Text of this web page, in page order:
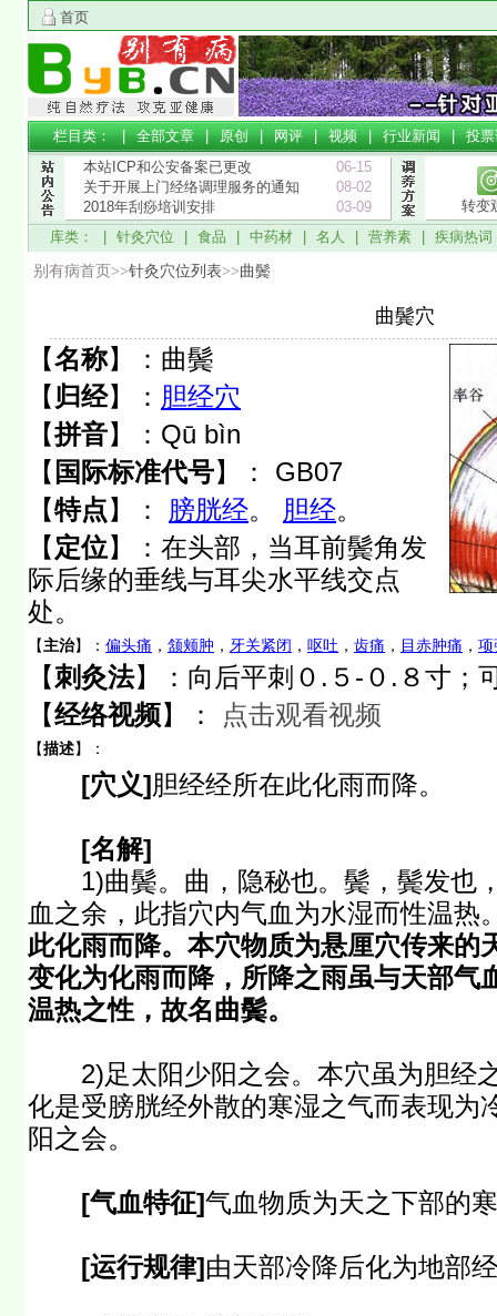
首页
栏目类： |全部文章|原创|网评|视频|行业新闻|投
本站ICP和公安备案已更改
06-15
关于开展上门经络调理服务的通知
08-02
2018年刮痧培训安排
03-09
转变
库类： | 针灸穴位 食品 中药材 名人 营养素 疾病热词
别有病首页>>针灸穴位列表>>曲鬓
曲鬓穴
【名称】： 曲鬓
【 归经】： 胆经穴
【拼音】： Qū bìn
【 国际标准代号】： GB07
【特点】： 膀胱经。 胆经。
【 定位】： 在头部，当耳前鬓角发
际后缘的垂线与耳尖水平线交点
处。
【主治】： 偏头痛 ， 颔颊肿 ， 牙关紧闭 ， 呕吐 ， 齿痛 ， 目赤肿痛 ， 项
【刺灸法】：向后平刺０.５-０.８寸；
【经络视频】： 点击观看视频
【描述】：
[穴义]胆经经所在此化雨而降。
[名解]
1)曲鬓。曲，隐秘也。鬓，鬓发也
血之余，此指穴内气血为水湿而性温热
此化雨而降。本穴物质为悬厘穴传来的
变化为化雨而降，所降之雨虽与天部气
温热之性，故名曲鬓。
2)足太阳少阳之会。本穴虽为胆经
化是受膀胱经外散的寒湿之气而表现为
阳之会。
[气血特征]气血物质为天之下部的
[运行规律]由天部冷降后化为地部